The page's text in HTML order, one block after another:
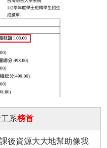
系榜首
後資源大大地幫助像我